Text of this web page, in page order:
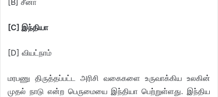
[B] சீனா
[C] இந்தியா
[D] வியட்நாம்
மரபணு திருத்தப்பட்ட அரிசி வகைகளை உருவாக்கிய உலகின்
முதல் நாடு என்ற பெருமையை இந்தியா பெற்றுள்ளது. இந்திய